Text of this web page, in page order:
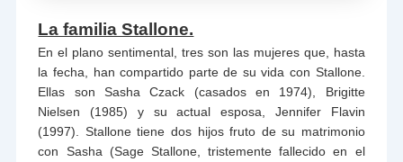
La familia Stallone.
En el plano sentimental, tres son las mujeres que, hasta
la fecha, han compartido parte de su vida con Stallone.
Ellas son Sasha Czack (casados en 1974), Brigitte
Nielsen (1985) y su actual esposa, Jennifer Flavin
(1997). Stallone tiene dos hijos fruto de su matrimonio
con Sasha (Sage Stallone, tristemente fallecido en el